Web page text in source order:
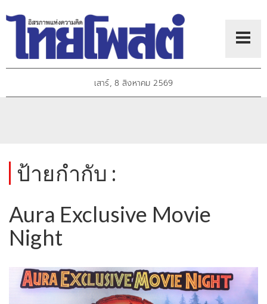
เสาร์, 8 สิงหาคม 2569
ป้ายกำกับ :
Aura Exclusive Movie
Night